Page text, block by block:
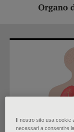
Il nostro sito usa cookie
necessari a consentire